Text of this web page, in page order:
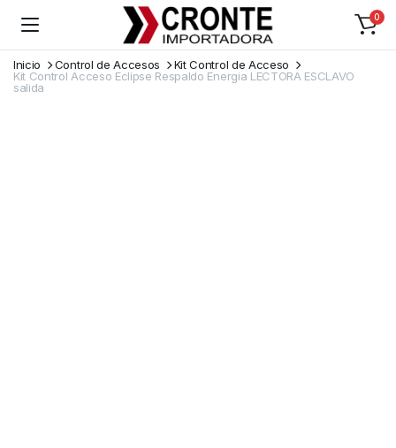
0
Inicio Control de Accesos
Kit Control de Acceso
Kit Control Acceso Eclipse Respaldo Energia LECTORA ESCLAVO
salida